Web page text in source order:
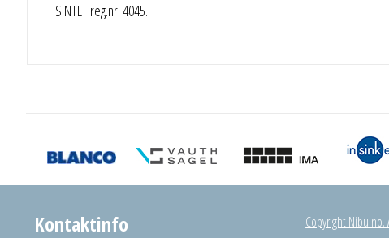
SINTEF reg.nr. 4045.
Kontaktinfo Copyright Nibu.no.